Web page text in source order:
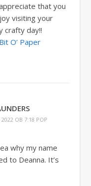
that you
visiting your
crafty day!!
O’ Paper
2022 OB 7:18 POP
why my name
to Deanna. It’s